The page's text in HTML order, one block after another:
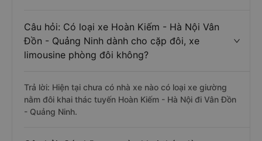
Câu hỏi: Có loại xe Hoàn Kiếm - Hà Nội Vân
Đồn - Quảng Ninh dành cho cặp đôi, xe
limousine phòng đôi không?
Trả lời: Hiện tại chưa có nhà xe nào có loại xe giường
nằm đôi khai thác tuyến Hoàn Kiếm - Hà Nội đi Vân Đồn
- Quảng Ninh.